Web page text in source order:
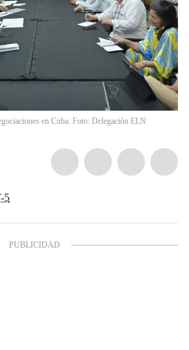
en Cuba. Foto: Delegación ELN
5